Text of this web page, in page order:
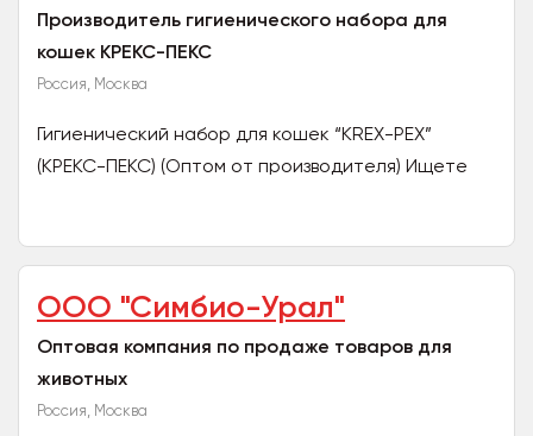
Производитель гигиенического набора для
кошек КРЕКС-ПЕКС
Россия, Москва
Гигиенический набор для кошек “KREX-PEX”
(КРЕКС-ПЕКС) (Оптом от производителя) Ищете
ООО "Симбио-Урал"
Оптовая компания по продаже товаров для
животных
Россия, Москва